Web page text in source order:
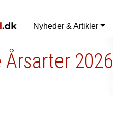
Nyheder & Artikler
Årsarter 2026